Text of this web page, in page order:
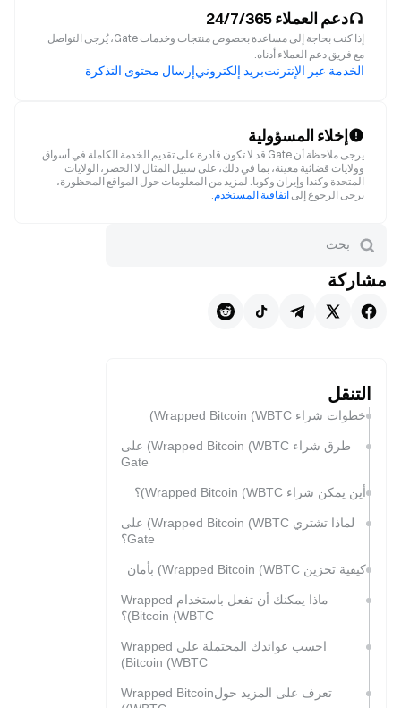
دعم العملاء 24/7/365
إذا كنت بحاجة إلى مساعدة بخصوص منتجات وخدمات Gate، يُرجى التواصل
مع فريق دعم العملاء أدناه.
الخدمة عبر الإنترنتبريد إلكترونيإرسال محتوى التذكرة
إخلاء المسؤولية
يرجى ملاحظة أن Gate قد لا تكون قادرة على تقديم الخدمة الكاملة في أسواق
وولايات قضائية معينة، بما في ذلك، على سبيل المثال لا الحصر، الولايات
المتحدة وكندا وإيران وكوبا. لمزيد من المعلومات حول المواقع المحظورة،
يرجى الرجوع إلى اتفاقية المستخدم
مشاركة
التنقل
خطوات شراء Wrapped Bitcoin (WBTC)
طرق شراء Wrapped Bitcoin (WBTC) على
Gate
أين يمكن شراء Wrapped Bitcoin (WBTC)؟
لماذا تشتري Wrapped Bitcoin (WBTC) على
Gate؟
كيفية تخزين Wrapped Bitcoin (WBTC) بأمان
ماذا يمكنك أن تفعل باستخدام Wrapped
Bitcoin (WBTC)؟
احسب عوائدك المحتملة على Wrapped
Bitcoin (WBTC)
تعرف على المزيد حولWrapped Bitcoin